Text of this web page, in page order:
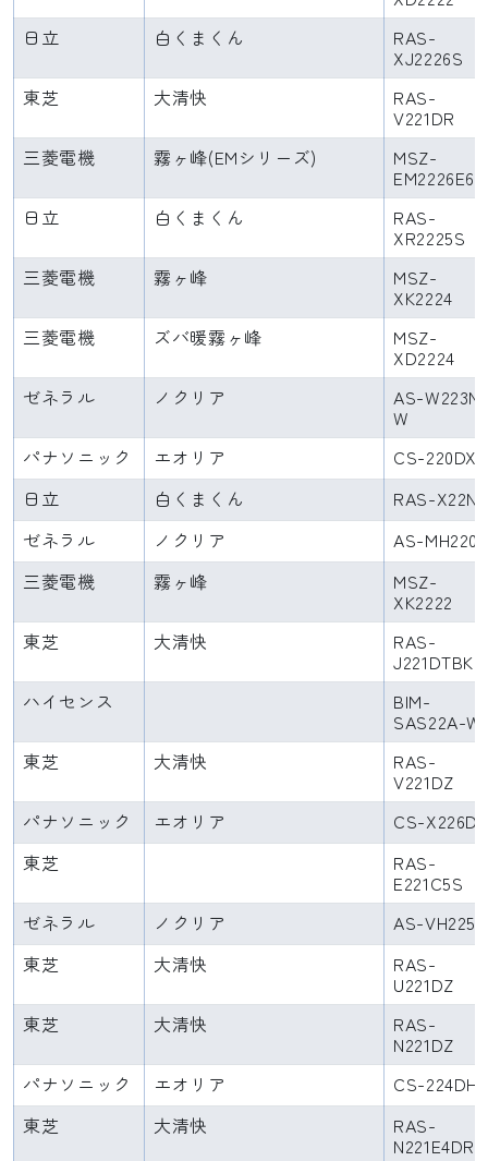
日立
白くまくん RAS-
XJ2226S
東芝
大清快 RAS-
V221DR
三菱電機
霧ヶ峰(EMシリーズ) MSZ-
EM2226E6
日立
白くまくん RAS-
XR2225S
三菱電機
霧ヶ峰 MSZ-
XK2224
三菱電機
ズバ暖霧ヶ峰 MSZ-
XD2224
ゼネラル
ノクリア AS-W223N-
W
パナソニック
エオリア
CS-220DX
日立
白くまくん
RAS-X22N
ゼネラル
ノクリア
AS-MH220K
三菱電機
霧ヶ峰 MSZ-
XK2222
東芝
大清快 RAS-
J221DTBK
ハイセンス
BIM-
SAS22A-W
東芝
大清快 RAS-
V221DZ
パナソニック
エオリア
CS-X226DZ
東芝
RAS-
E221C5S
ゼネラル
ノクリア
AS-VH225S
東芝
大清快 RAS-
U221DZ
東芝
大清快 RAS-
N221DZ
パナソニック
エオリア
CS-224DHE
東芝
大清快 RAS-
N221E4DR